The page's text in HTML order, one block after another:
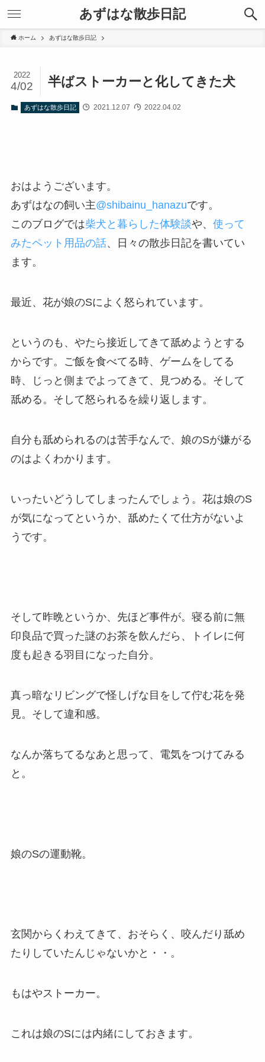
あずはな散歩日記
ホーム あずはな散歩日記
半ばストーカーと化してきた犬
2022
4/02
あずはな散歩日記 2021.12.07 2022.04.02
おはようございます。
あずはなの飼い主@shibainu_hanazuです。
このブログでは柴犬と暮らした体験談や、 使って
みたペット用品の話、日々の散歩日記を書いてい
ます。
最近、花が娘のSによく怒られています。
というのも、やたら接近してきて舐めようとする
からです。ご飯を食べてる時、ゲームをしてる
時、じっと側までよってきて、見つめる。そして
舐める。そして怒られるを繰り返します。
自分も舐められるのは苦手なんで、娘のSが嫌がる
のはよくわかります。
いったいどうしてしまったんでしょう。花は娘のS
が気になってというか、舐めたくて仕方がないよ
うです。
そして昨晩というか、先ほど事件が。寝る前に無
印良品で買った謎のお茶を飲んだら、トイレに何
度も起きる羽目になった自分。
真っ暗なリビングで怪しげな目をして佇む花を発
見。そして違和感。
なんか落ちてるなあと思って、電気をつけてみる
と。
娘のSの運動靴。
玄関からくわえてきて、おそらく、咬んだり舐め
たりしていたんじゃないかと・・。
もはやストーカー。
これは娘のSには内緒にしておきます。